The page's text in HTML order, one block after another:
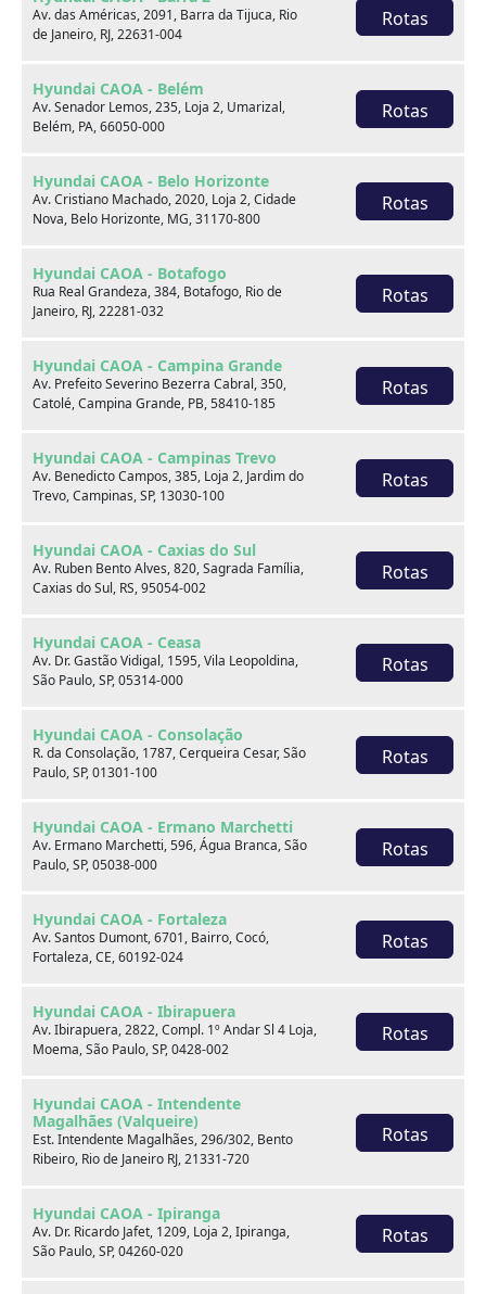
Av. das Américas, 2091, Barra da Tijuca, Rio
de Janeiro, RJ, 22631-004
Rotas
Hyundai CAOA - Belém
Av. Senador Lemos, 235, Loja 2, Umarizal,
Belém, PA, 66050-000
Rotas
Hyundai CAOA - Belo Horizonte
Av. Cristiano Machado, 2020, Loja 2, Cidade
Nova, Belo Horizonte, MG, 31170-800
Rotas
Hyundai CAOA - Botafogo
Rua Real Grandeza, 384, Botafogo, Rio de
Janeiro, RJ, 22281-032
Rotas
Hyundai CAOA - Campina Grande
Av. Prefeito Severino Bezerra Cabral, 350,
Catolé, Campina Grande, PB, 58410-185
Rotas
Hyundai CAOA - Campinas Trevo
Av. Benedicto Campos, 385, Loja 2, Jardim do
Trevo, Campinas, SP, 13030-100
Rotas
Hyundai CAOA - Caxias do Sul
Av. Ruben Bento Alves, 820, Sagrada Família,
Caxias do Sul, RS, 95054-002
Rotas
Hyundai CAOA - Ceasa
Av. Dr. Gastão Vidigal, 1595, Vila Leopoldina,
São Paulo, SP, 05314-000
Rotas
Hyundai CAOA - Consolação
R. da Consolação, 1787, Cerqueira Cesar, São
Paulo, SP, 01301-100
Rotas
Hyundai CAOA - Ermano Marchetti
Av. Ermano Marchetti, 596, Água Branca, São
Paulo, SP, 05038-000
Rotas
Hyundai CAOA - Fortaleza
Av. Santos Dumont, 6701, Bairro, Cocó,
Fortaleza, CE, 60192-024
Rotas
Hyundai CAOA - Ibirapuera
Av. Ibirapuera, 2822, Compl. 1º Andar Sl 4 Loja,
Moema, São Paulo, SP, 0428-002
Rotas
Hyundai CAOA - Intendente
Magalhães (Valqueire)
Est. Intendente Magalhães, 296/302, Bento
Ribeiro, Rio de Janeiro RJ, 21331-720
Rotas
Hyundai CAOA - Ipiranga
Av. Dr. Ricardo Jafet, 1209, Loja 2, Ipiranga,
São Paulo, SP, 04260-020
Rotas
Hyundai HB20S
1.0 12V FLEX LIMITED MANUAL
2023 51.367 km
Hyundai CAOA - Barra 2
Por:R$72.990,00
Hyundai HB20S
1.0 12V FLEX COMFORT MANUAL
2024 51.288 km
Hyundai CAOA - Lauro de Freitas